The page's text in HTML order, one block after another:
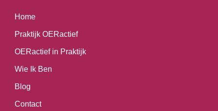
Home
Praktijk OERactief
OERactief in Praktijk
Wie Ik Ben
Blog
Contact